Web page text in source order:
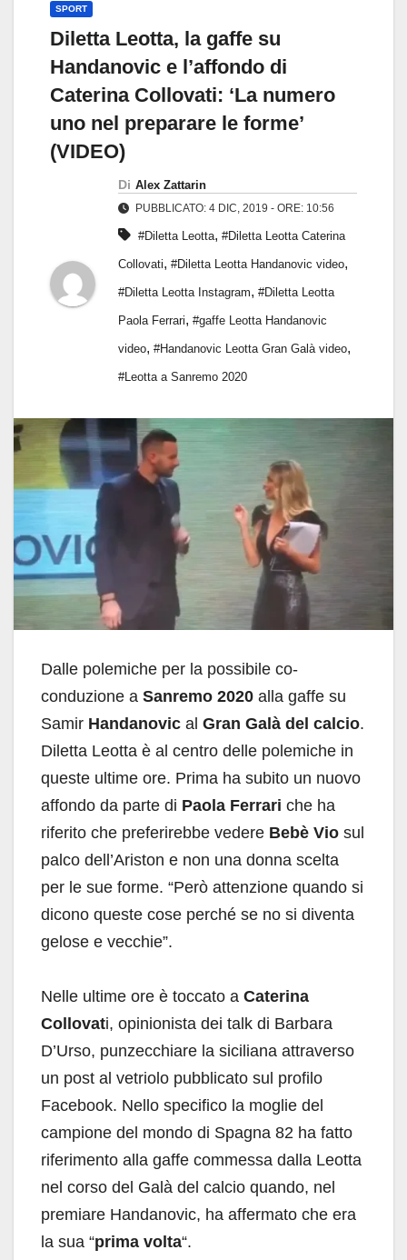
SPORT
Diletta Leotta, la gaffe su
Handanovic e l’affondo di
Caterina Collovati: ‘La numero
uno nel preparare le forme’
(VIDEO)
Di Alex Zattarin
PUBBLICATO: 4 DIC, 2019 - ORE: 10:56
#Diletta Leotta, #Diletta Leotta Caterina
Collovati, #Diletta Leotta Handanovic video,
#Diletta Leotta Instagram, #Diletta Leotta
Paola Ferrari, #gaffe Leotta Handanovic
video, #Handanovic Leotta Gran Galà video,
#Leotta a Sanremo 2020
Dalle polemiche per la possibile co-
conduzione a Sanremo 2020 alla gaffe su
Samir Handanovic al Gran Galà del calcio.
Diletta Leotta è al centro delle polemiche in
queste ultime ore. Prima ha subito un nuovo
affondo da parte di Paola Ferrari che ha
riferito che preferirebbe vedere Bebè Vio sul
palco dell’Ariston e non una donna scelta
per le sue forme. “Però attenzione quando si
dicono queste cose perché se no si diventa
gelose e vecchie”.
Nelle ultime ore è toccato a Caterina
Collovati, opinionista dei talk di Barbara
D’Urso, punzecchiare la siciliana attraverso
un post al vetriolo pubblicato sul profilo
Facebook. Nello specifico la moglie del
campione del mondo di Spagna 82 ha fatto
riferimento alla gaffe commessa dalla Leotta
nel corso del Galà del calcio quando, nel
premiare Handanovic, ha affermato che era
la sua “prima volta“.